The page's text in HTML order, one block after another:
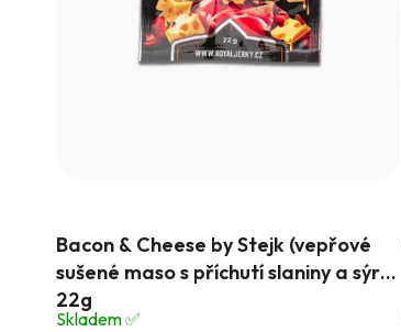
hodnocení
produktu
je
Bacon & Cheese by Stejk (vepřové
sušené maso s příchutí slaniny a sýru)
22g
Skladem ✅️